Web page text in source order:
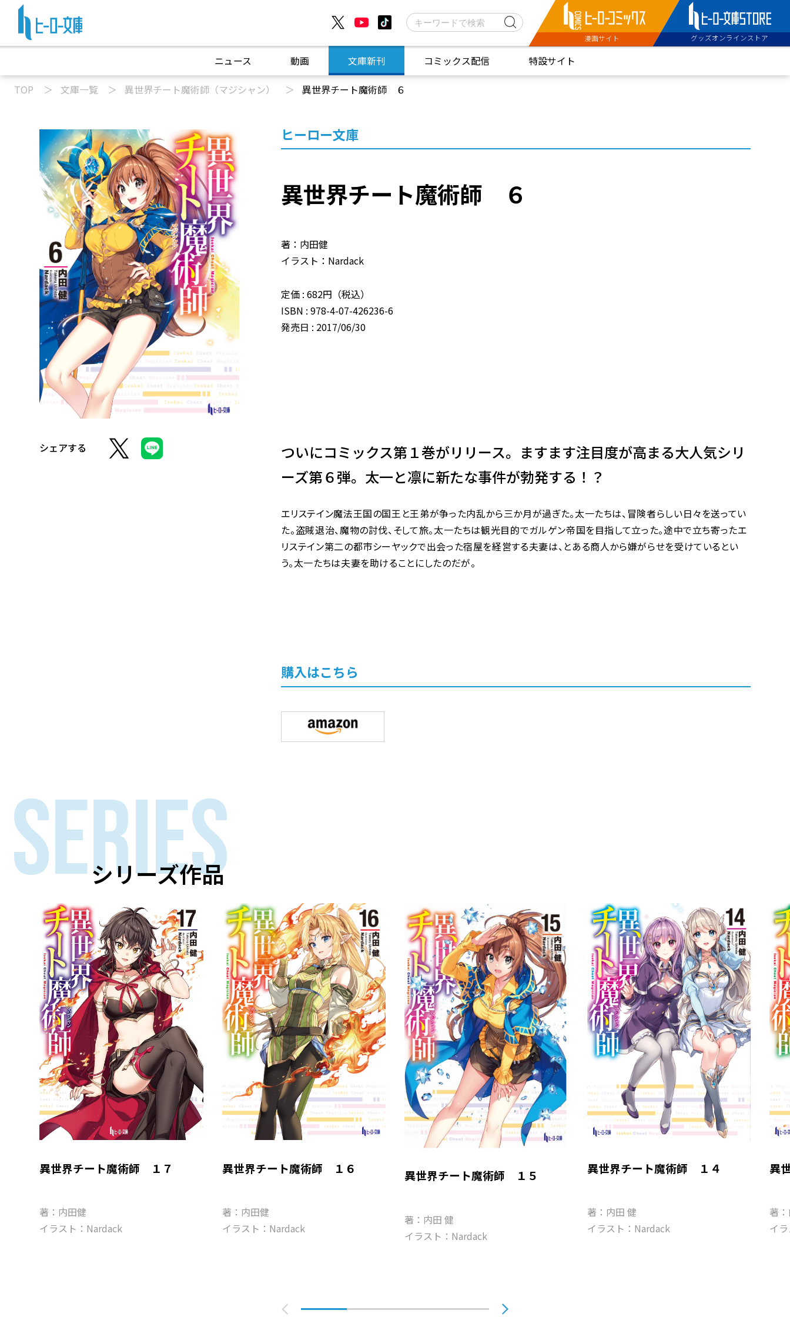
ニュース 動画 文庫新刊 コミックス配信 特設サイト
漫画サイト グッズオンラインストア
TOP 文庫一覧 異世界チート魔術師（マジシャン） 異世界チート魔術師 ６
シェアする
ヒーロー文庫
異世界チート魔術師 ６
著：内田健
イラスト：Nardack
定価 : 682円（税込）
ISBN : 978-4-07-426236-6
発売日 : 2017/06/30
ついにコミックス第１巻がリリース。ますます注目度が高まる大人気シリ
ーズ第６弾。太一と凛に新たな事件が勃発する！？
エリステイン魔法王国の国王と王弟が争った内乱から三か月が過ぎた。太一たちは、冒険者らしい日々を送ってい
た。盗賊退治、魔物の討伐、そして旅。太一たちは観光目的でガルゲン帝国を目指して立った。途中で立ち寄ったエ
リステイン第二の都市シーヤックで出会った宿屋を経営する夫妻は、とある商人から嫌がらせを受けているとい
う。太一たちは夫妻を助けることにしたのだが―――。
購入はこちら
SERIES
シリーズ作品
異世界チート魔術師 １７
著：内田健
イラスト：Nardack
異世界チート魔術師 １６
著：内田健
イラスト：Nardack
異世界チート魔術師 １５
著：内田 健
イラスト：Nardack
異世界チート魔術師 １４
著：内田 健
イラスト：Nardack
異
著
イ